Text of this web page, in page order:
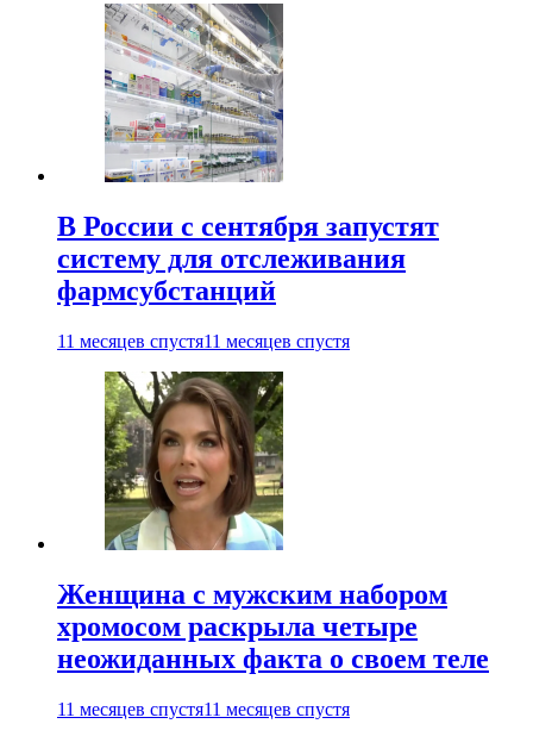
В России с сентября запустят
систему для отслеживания
фармсубстанций
11 месяцев спустя11 месяцев спустя
Женщина с мужским набором
хромосом раскрыла четыре
неожиданных факта о своем теле
11 месяцев спустя11 месяцев спустя